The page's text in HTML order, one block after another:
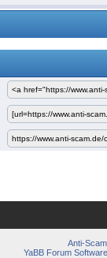
Anti-Scam
YaBB Forum Software